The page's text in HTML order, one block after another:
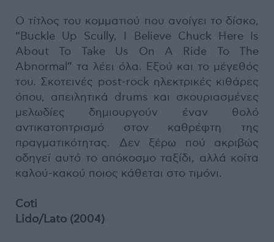
Ο τίτλος του κομματιού που ανοίγει το δίσκο,
“Buckle Up Scully, I Βelieve Chuck Here Is
About To Take Us On A Ride To The
Abnormal” τα λέει όλα. Εξού και το μέγεθός
του. Σκοτεινές post-rock ηλεκτρικές κιθάρες
όπου, απειλητικά drums και σκουριασμένες
μελωδίες δημιουργούν έναν θολό
αντικατοπτρισμό στον καθρέφτη της
πραγματικότητας. Δεν ξέρω πού ακριβώς
οδηγεί αυτό το απόκοσμο ταξίδι, αλλά κοίτα
καλού-κακού ποιος κάθεται στο τιμόνι.
Coti
Lido/Lato (2004)